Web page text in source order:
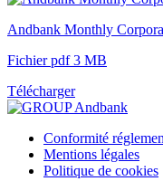
Andbank Monthly
Fichier pdf 3 MB
Télécharger
Conformité
Mentions légales
Politique de cookies